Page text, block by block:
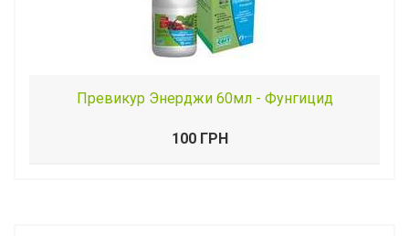
Превикур Энерджи 60мл - Фунгицид
100 ГРН